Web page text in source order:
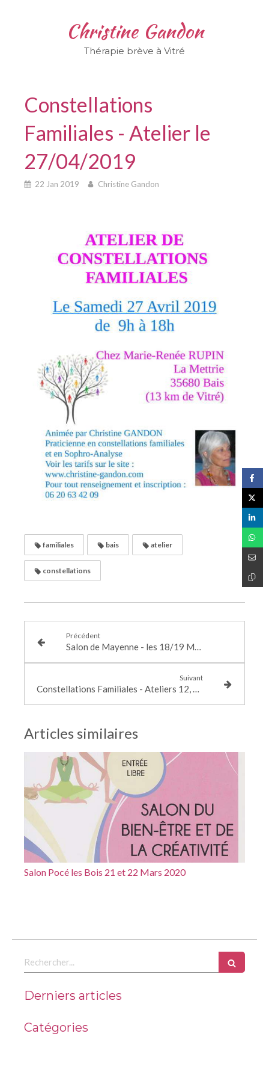
Christine Gandon
Thérapie brève à Vitré
Constellations
Familiales - Atelier le
27/04/2019
22 Jan 2019 Christine Gandon
familiales bais atelier
constellations
Précédent
Salon de Mayenne - les 18/19 Mai 2019
Suivant
Constellations Familiales - Ateliers 12, 19 Mars et 27 Avril
Articles similaires
Salon Pocé les Bois 21 et 22 Mars 2020
Rechercher
Derniers articles
Catégories